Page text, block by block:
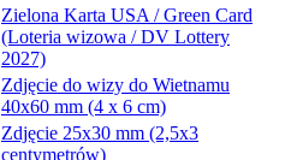
Zielona Karta USA / Green Card
(Loteria wizowa / DV Lottery
2027)
Zdjęcie do wizy do Wietnamu
40x60 mm (4 x 6 cm)
Zdjęcie 25x30 mm (2,5x3
centymetrów)